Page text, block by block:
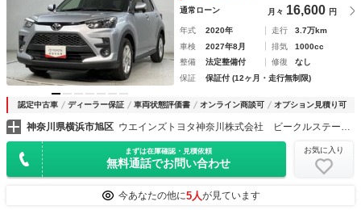
通常ローン 月々 16,600 円
年式 2020年 走行
3.7万km
車検
2027年8月 排気
1000cc
整備
法定整備付 修復
なし
保証
保証付 (12ヶ月・走行無制限)
認定中古車 ディーラー保証 車両状態評価書 オンライン商談可 オプション見積り可
神奈川県横浜市旭区 ウエインズトヨタ神奈川株式会社 ビークルステーション 横浜町田インター
まずは在庫確認・見積依頼
無料通話でお問い合わせ
お気に入り
今あなたの他に5人が見ています